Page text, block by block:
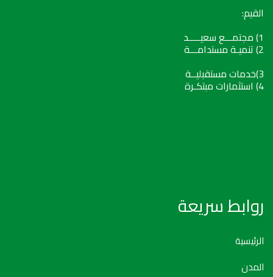
القيم:
1) مجتمـــع سعيـــــد
2) تنميـة مستدامـــة
3)خدمات مستقبليــة
4) استثمارات مبتكـرة
روابط سريعة
الرئيسية
المدن